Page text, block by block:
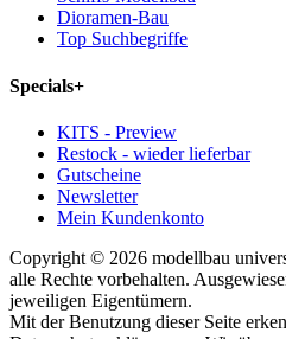
Dioramen-Bau
Top Suchbegriffe
Specials+
KITS - Preview
Restock - wieder lieferbar
Gutscheine
Newsletter
Mein Kundenkonto
Copyright © 2026 modellbau
alle Rechte vorbehalten.
jeweiligen Eigentümern.
Mit der Benutzung dieser Seite